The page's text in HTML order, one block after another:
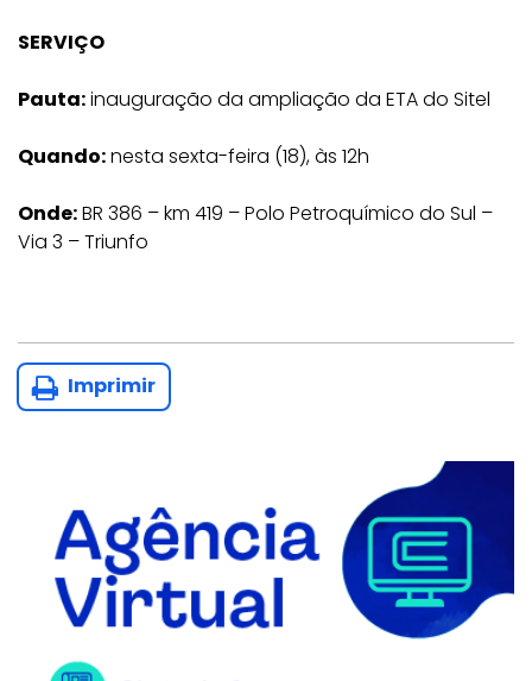
SERVIÇO
Pauta:inauguração da ampliação da ETA do Sitel
Quando:nesta sexta-feira (18), às 12h
Onde:BR 386 – km 419 – Polo Petroquímico do Sul –
Via 3 – Triunfo
Imprimir